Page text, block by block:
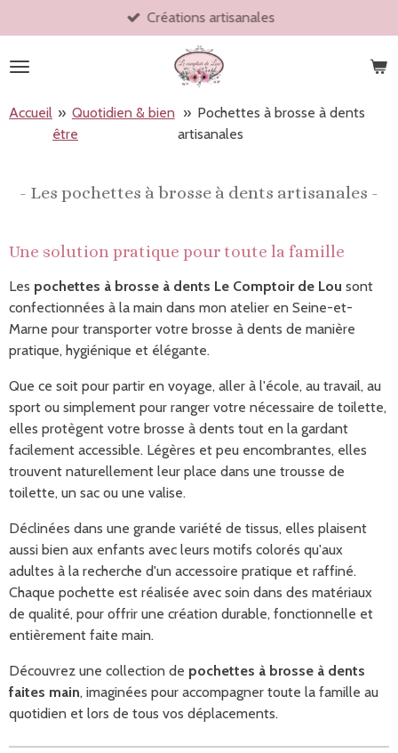
au
contenu
Créations artisanales
Accueil » Quotidien & bien
être
» Pochettes à brosse à dents
artisanales
- Les pochettes à brosse à dents artisanales -
Une solution pratique pour toute la famille
Les pochettes à brosse à dents Le Comptoir de Lou sont
confectionnées à la main dans mon atelier en Seine-et-
Marne pour transporter votre brosse à dents de manière
pratique, hygiénique et élégante.
Que ce soit pour partir en voyage, aller à l'école, au travail, au
sport ou simplement pour ranger votre nécessaire de toilette,
elles protègent votre brosse à dents tout en la gardant
facilement accessible. Légères et peu encombrantes, elles
trouvent naturellement leur place dans une trousse de
toilette, un sac ou une valise.
Déclinées dans une grande variété de tissus, elles plaisent
aussi bien aux enfants avec leurs motifs colorés qu'aux
adultes à la recherche d'un accessoire pratique et raffiné.
Chaque pochette est réalisée avec soin dans des matériaux
de qualité, pour offrir une création durable, fonctionnelle et
entièrement faite main.
Découvrez une collection de pochettes à brosse à dents
faites main, imaginées pour accompagner toute la famille au
quotidien et lors de tous vos déplacements.